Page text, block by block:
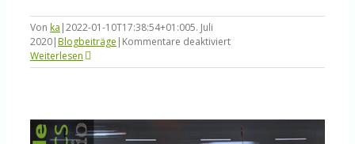
Von ka |2022-01-10T17:38:54+01:005. Juli
2020|Blogbeiträge | Kommentare deaktiviertfür
Trainer
Weiterlesen